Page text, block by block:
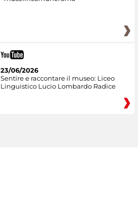
23/06/2026
Sentire e raccontare il museo: Liceo
Linguistico Lucio Lombardo Radice